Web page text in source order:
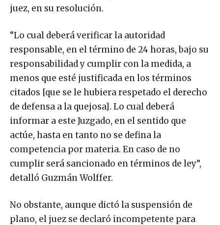
juez, en su resolución.
“Lo cual deberá verificar la autoridad
responsable, en el término de 24 horas, bajo su
responsabilidad y cumplir con la medida, a
menos que esté justificada en los términos
citados [que se le hubiera respetado el derecho
de defensa a la quejosa]. Lo cual deberá
informar a este Juzgado, en el sentido que
actúe, hasta en tanto no se defina la
competencia por materia. En caso de no
cumplir será sancionado en términos de ley”,
detalló Guzmán Wolffer.
No obstante, aunque dictó la suspensión de
plano, el juez se declaró incompetente para